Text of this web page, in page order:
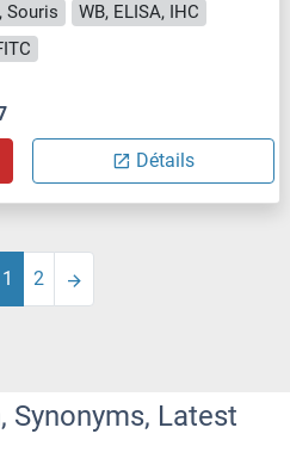
Souris
WB, ELISA, IHC
Détails
1 2
Latest